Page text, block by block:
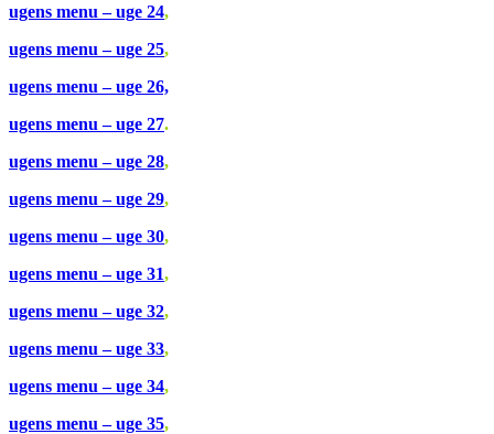
ugens menu – uge 24,
ugens menu – uge 25,
ugens menu – uge 26,
ugens menu – uge 27.
ugens menu – uge 28,
ugens menu – uge 29,
ugens menu – uge 30,
ugens menu – uge 31,
ugens menu – uge 32,
ugens menu – uge 33,
ugens menu – uge 34,
ugens menu – uge 35,